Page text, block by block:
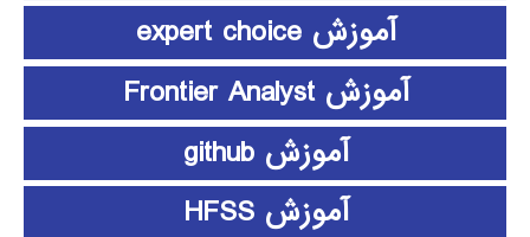
آموزش expert choice
آموزش Frontier Analyst
آموزش github
آموزش HFSS